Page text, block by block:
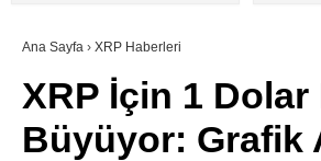
SÖZLÜK
Ana Sayfa › XRP Haberleri
XRP İçin 1 Dolar
Büyüyor: Grafik